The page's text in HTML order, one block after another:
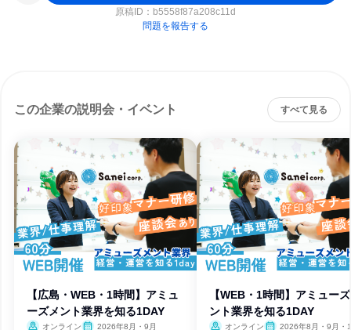
原稿ID： b5558f87a208c11d
問題を報告する
この企業の説明会・イベント すべて見る
【広島・WEB・1時間】アミュ
ーズメント業界を知る1DAY
オンライン
2026年8月・9月
【WEB・1時間】アミュー
ント業界を知る1DAY
オンライン
2026年8月・9月・